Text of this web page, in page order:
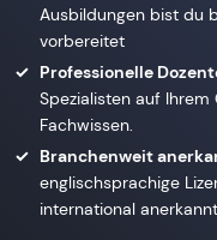
Ausbildungen bist du
vorbereitet
Professionelle
Spezialisten auf
Fachwissen.
Branchenweit
englischsprachige
international anerkannt